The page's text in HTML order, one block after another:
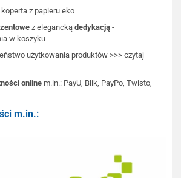
koperta z papieru eko
z eleganckądedykacją -
w koszyku
użytkowania produktów >>> czytaj
online m.in.: PayU, Blik, PayPo, Twisto,
m.in.: